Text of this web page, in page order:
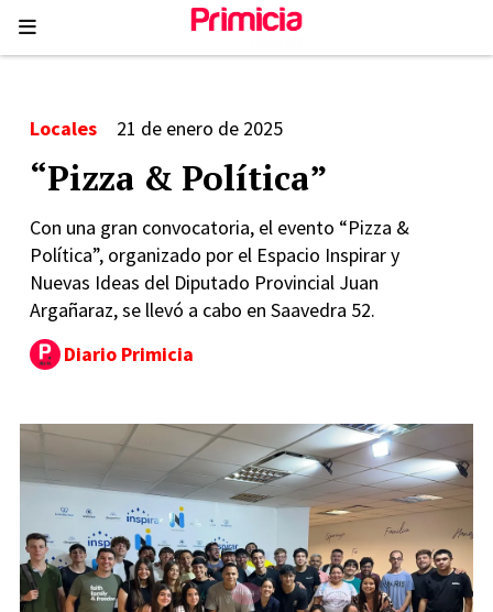
“Pizza & Política”
Con una gran convocatoria, el evento “Pizza &
Política”, organizado por el Espacio Inspirar y
Nuevas Ideas del Diputado Provincial Juan
Argañaraz, se llevó a cabo en Saavedra 52.
Locales 21 de enero de 2025
Diario Primicia